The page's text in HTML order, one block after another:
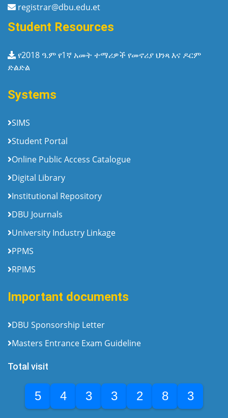
registrar@dbu.edu.et
Student Resources
የ2018 ዓ.ም የ1ኛ አመት ተማሪዎች የመኖሪያ ህንጻ እና ዶርም
ድልድል
Systems
SIMS
Student Portal
Online Public Access Catalogue
Digital Library
Institutional Repository
DBU Journals
University Industry Linkage
PPMS
RPIMS
Important documents
DBU Sponsorship Letter
Masters Entrance Exam Guideline
Total visit
5 4 3 3 2 8 3